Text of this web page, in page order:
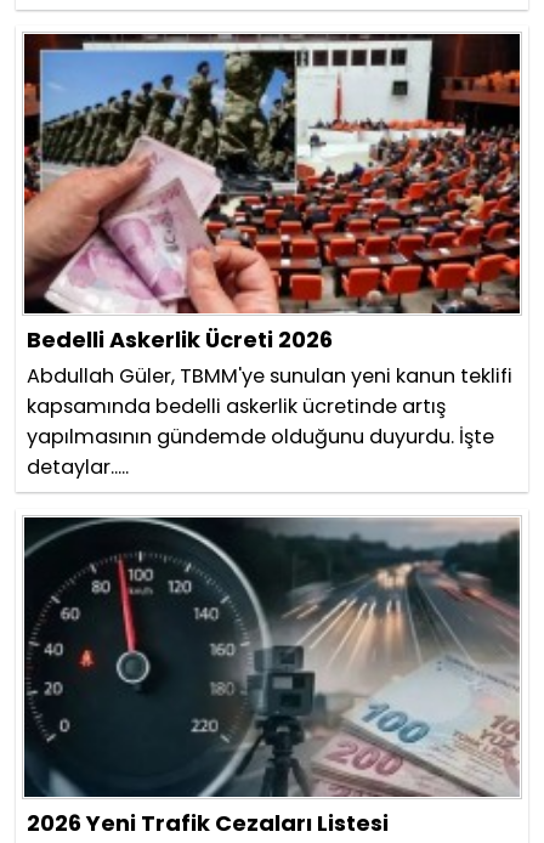
Bedelli Askerlik Ücreti 2026
Abdullah Güler, TBMM'ye sunulan yeni kanun teklifi
kapsamında bedelli askerlik ücretinde artış
yapılmasının gündemde olduğunu duyurdu. İşte
detaylar.....
2026 Yeni Trafik Cezaları Listesi